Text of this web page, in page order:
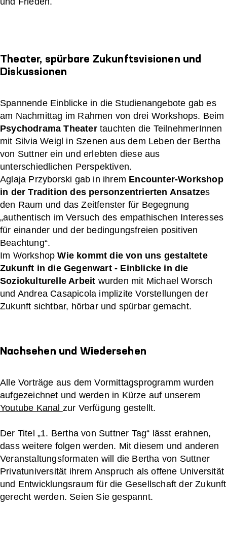
Theater, spürbare Zukunftsvisionen und
Diskussionen
Spannende Einblicke in die Studienangebote gab es
am Nachmittag im Rahmen von drei Workshops. Beim
Psychodrama Theatertauchten die TeilnehmerInnen
mit Silvia Weigl in Szenen aus dem Leben der Bertha
von Suttner ein und erlebten diese aus
unterschiedlichen Perspektiven.
Aglaja Przyborski gab in ihrem Encounter-Workshop
in der Tradition des personzentrierten Ansatzes
den Raum und das Zeitfenster für Begegnung
„authentisch im Versuch des empathischen Interesses
für einander und der bedingungsfreien positiven
Beachtung“.
Im WorkshopWie kommt die von uns gestaltete
Zukunft in die Gegenwart - Einblicke in die
Soziokulturelle Arbeit wurden mit Michael Worsch
und Andrea Casapicola implizite Vorstellungen der
Zukunft sichtbar, hörbar und spürbar gemacht.
Nachsehen und Wiedersehen
Alle Vorträge aus dem Vormittagsprogramm wurden
aufgezeichnet und werden in Kürze auf unserem
Youtube Kanal zur Verfügung gestellt.
Der Titel „1. Bertha von Suttner Tag“ lässt erahnen,
dass weitere folgen werden. Mit diesem und anderen
Veranstaltungsformaten will die Bertha von Suttner
Privatuniversität ihrem Anspruch als offene Universität
und Entwicklungsraum für die Gesellschaft der Zukunft
gerecht werden. Seien Sie gespannt.